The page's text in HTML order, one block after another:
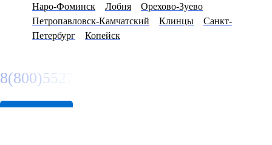
Наро-Фоминск
Лобня
Орехово-Зуево
Петропавловск-Камчатский
Клинцы
Санкт-
Петербург
Копейск
8(800)5527584